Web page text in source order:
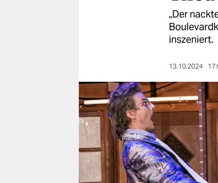
berlin
nord
wahrheit
verlag
verlag
„Der
inszeniert.
13.10.2024